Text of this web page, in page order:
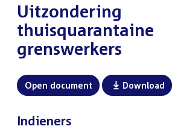
:Uitzondering
thuisquarantaine
grenswerkers
Open document Download
Indieners